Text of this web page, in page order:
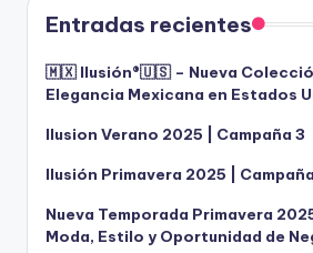
Entradas recientes
🇲🇽 Ilusión®️🇺🇸 – Nueva
Elegancia Mexicana en Estados
Ilusion Verano 2025 | Campaña 3
Ilusión Primavera 2025 |
Nueva Temporada Primavera
Moda, Estilo y Oportunidad de